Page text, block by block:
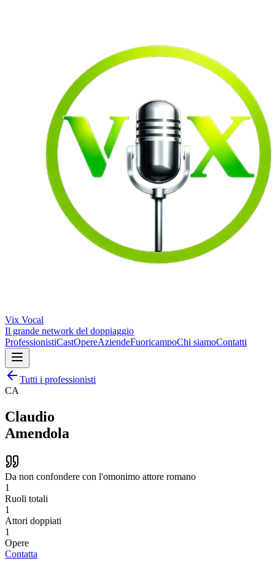
Vix Vocal
Il grande network del doppiaggio
ProfessionistiCastOpereAziendeFuoricampoChi siamoContatti
Tutti i professionisti
CA
Claudio
Amendola
Da non confondere con l'omonimo attore romano
1
Ruoli totali
1
Attori doppiati
1
Opere
Contatta